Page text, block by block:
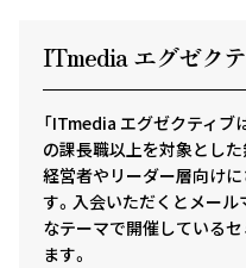
ITmedia エグゼクテ
「ITmedia エグゼクティブ
の課長職以上を対象とし
経営者やリーダー層向け
す。入会いただくとメー
なテーマで開催している
ます。